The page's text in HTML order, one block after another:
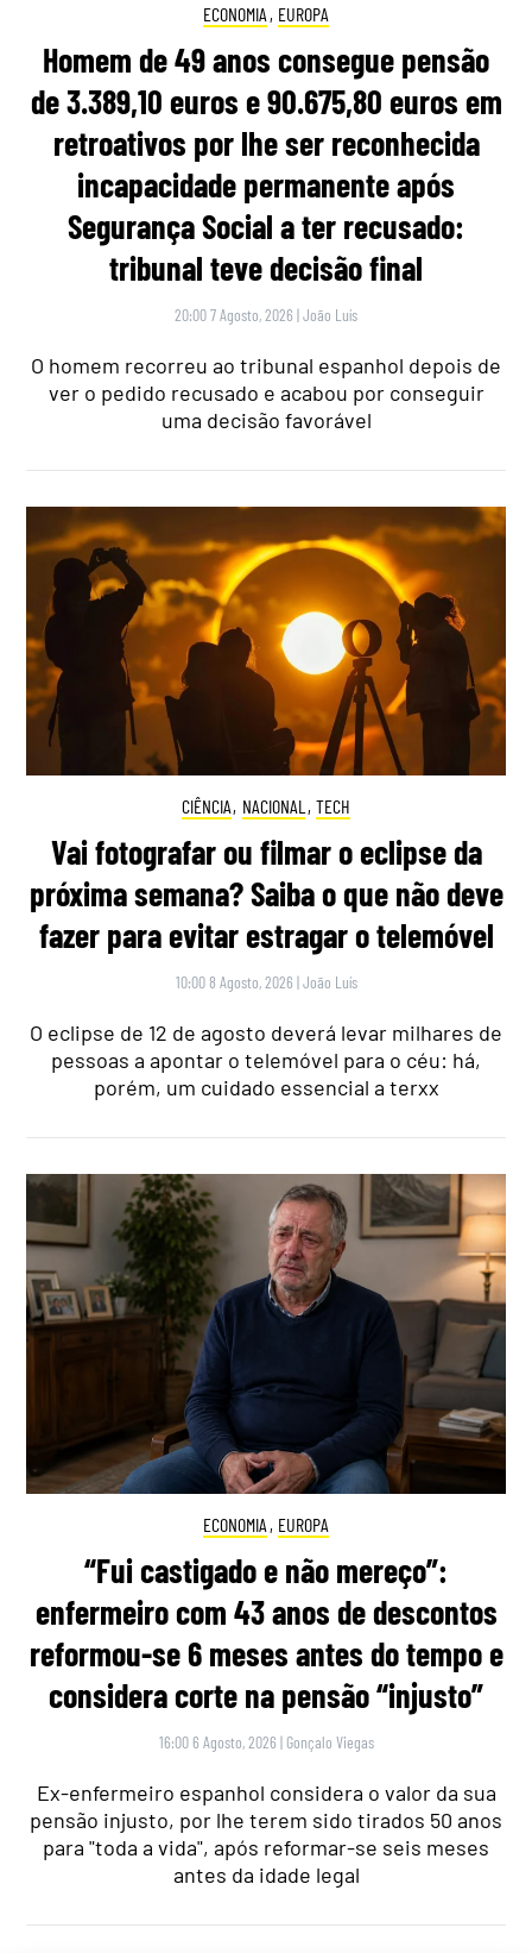
ECONOMIA , EUROPA
Homem de 49 anos consegue pensão
de 3.389,10 euros e 90.675,80 euros em
retroativos por lhe ser reconhecida
incapacidade permanente após
Segurança Social a ter recusado:
tribunal teve decisão final
20:00 7 Agosto, 2026 |João Luís
O homem recorreu ao tribunal espanhol depois de
ver o pedido recusado e acabou por conseguir
uma decisão favorável
CIÊNCIA, NACIONAL , TECH
Vai fotografar ou filmar o eclipse da
próxima semana? Saiba o que não deve
fazer para evitar estragar o telemóvel
10:00 8 Agosto, 2026 |João Luís
O eclipse de 12 de agosto deverá levar milhares de
pessoas a apontar o telemóvel para o céu: há,
porém, um cuidado essencial a terxx
ECONOMIA , EUROPA
“Fui castigado e não mereço”:
enfermeiro com 43 anos de descontos
reformou-se 6 meses antes do tempo e
considera corte na pensão “injusto”
16:00 6 Agosto, 2026 | Gonçalo Viegas
Ex-enfermeiro espanhol considera o valor da sua
pensão injusto, por lhe terem sido tirados 50 anos
para "toda a vida", após reformar-se seis meses
antes da idade legal